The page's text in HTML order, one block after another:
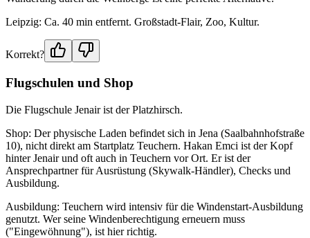
Leipzig: Ca. 40 min entfernt. Großstadt-Flair, Zoo, Kultur.
Korrekt?
Flugschulen und Shop
Die Flugschule Jenair ist der Platzhirsch.
Shop: Der physische Laden befindet sich in Jena (Saalbahnhofstraße
10), nicht direkt am Startplatz Teuchern. Hakan Emci ist der Kopf
hinter Jenair und oft auch in Teuchern vor Ort. Er ist der
Ansprechpartner für Ausrüstung (Skywalk-Händler), Checks und
Ausbildung.
Ausbildung: Teuchern wird intensiv für die Windenstart-Ausbildung
genutzt. Wer seine Windenberechtigung erneuern muss
("Eingewöhnung"), ist hier richtig.